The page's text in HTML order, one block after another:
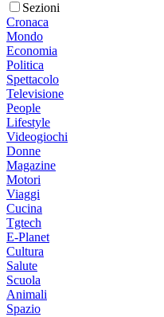
Sezioni
Cronaca
Mondo
Economia
Politica
Spettacolo
Televisione
People
Lifestyle
Videogiochi
Donne
Magazine
Motori
Viaggi
Cucina
Tgtech
E-Planet
Cultura
Salute
Scuola
Animali
Spazio